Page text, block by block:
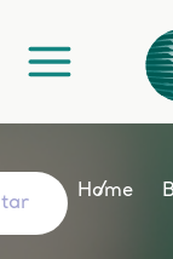
Home